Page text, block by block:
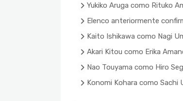
Yukiko Aruga como Rituko
Elenco anteriormente
Kaito Ishikawa como Nagi
Akari Kitou como Erika
Nao Touyama como Hiro
Konomi Kohara como Sachi